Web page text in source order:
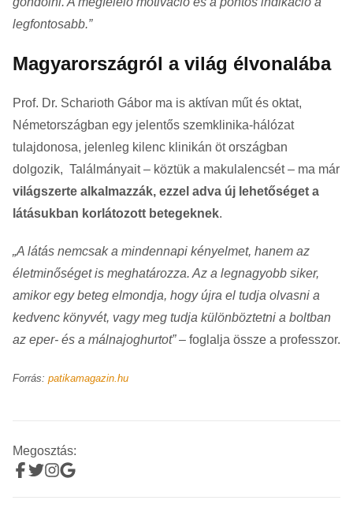
legfontosabb.”
Magyarországról a világ élvonalába
Prof. Dr. Scharioth Gábor ma is aktívan műt és oktat,
Németországban egy jelentős szemklinika-hálózat
tulajdonosa, jelenleg kilenc klinikán öt országban
dolgozik, Találmányait – köztük a makulalencsét – ma már
világszerte alkalmazzák, ezzel adva új lehetőséget a
látásukban korlátozott betegeknek.
„A látás nemcsak a mindennapi kényelmet, hanem az
életminőséget is meghatározza. Az a legnagyobb siker,
amikor egy beteg elmondja, hogy újra el tudja olvasni a
kedvenc könyvét, vagy meg tudja különböztetni a boltban
az eper- és a málnajoghurtot”– foglalja össze a professzor.
Forrás: patikamagazin.hu
Megosztás: